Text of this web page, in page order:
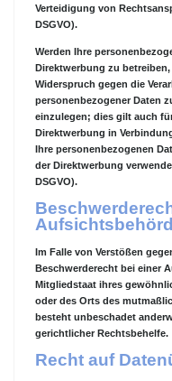
Verteidigung von
DSGVO).
Werden Ihre
Direktwerbung zu
Widerspruch gegen die
personenbezogener Daten
einzulegen; dies gilt auch
Direktwerbung in
Ihre personenbezogenen
der Direktwerbung
DSGVO).
Im Falle von Verstößen
Beschwerderecht bei einer
Mitgliedstaat ihres
oder des Orts des
besteht unbeschadet
gerichtlicher Rechtsbehelfe.
Recht auf